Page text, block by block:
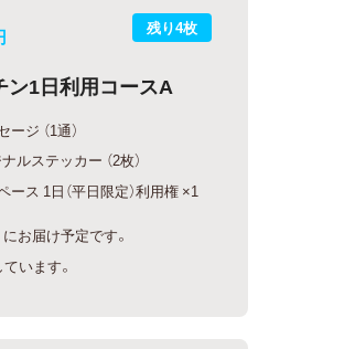
残り4枚
ン1日利用コースA
ジ （1通）
ルステッカー （2枚）
ース 1日（平日限定）利用権 ×1
お届け予定です。
います。